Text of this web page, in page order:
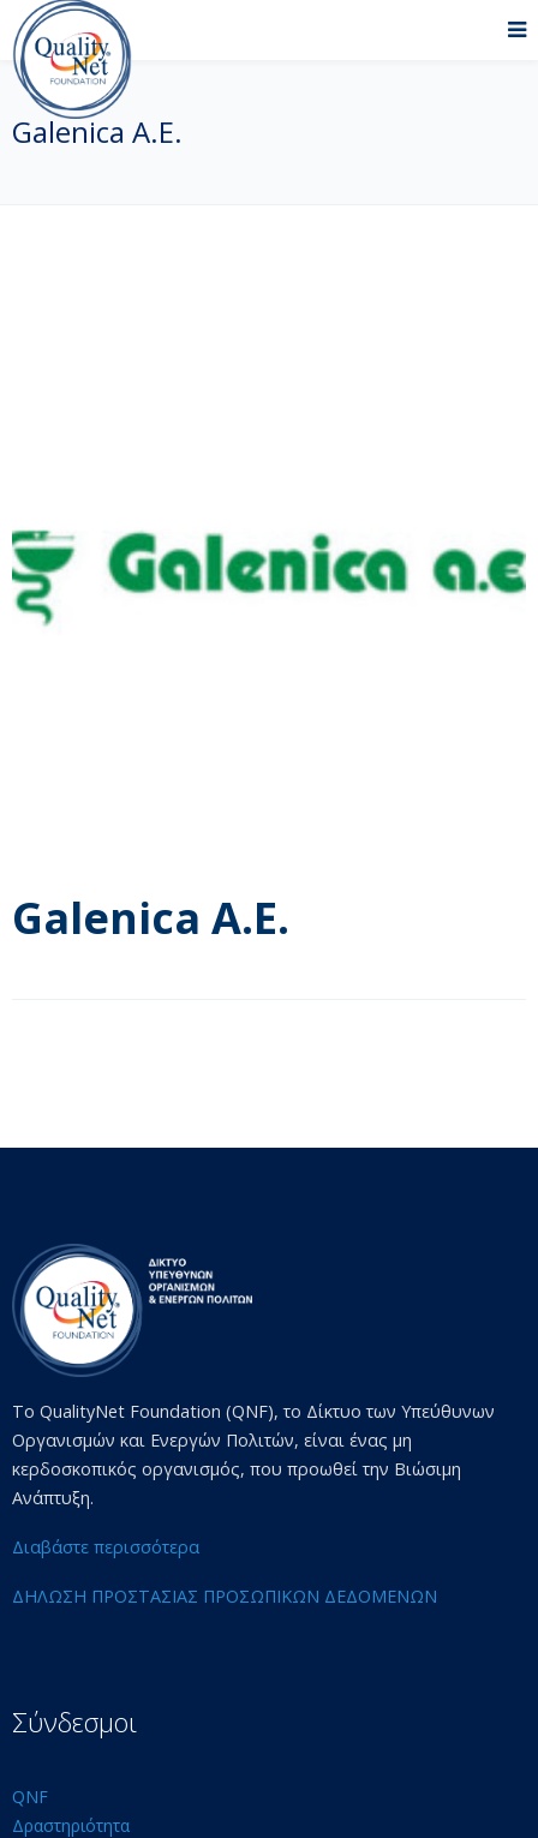
Galenica Α.Ε.
Galenica Α.Ε.
Το QualityNet Foundation (QNF), το Δίκτυο των Υπεύθυνων
Οργανισμών και Ενεργών Πολιτών, είναι ένας μη
κερδοσκοπικός οργανισμός, που προωθεί την Βιώσιμη
Ανάπτυξη.
Διαβάστε περισσότερα
ΔΗΛΩΣΗ ΠΡΟΣΤΑΣΙΑΣ ΠΡΟΣΩΠΙΚΩΝ ΔΕΔΟΜΕΝΩΝ
Σύνδεσμοι
QNF
Δραστηριότητα